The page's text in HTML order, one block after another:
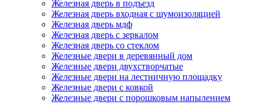
Железная дверь в подъезд
Железная дверь входная с шумоизоляцией
Железная дверь мдф
Железная дверь с зеркалом
Железная дверь со стеклом
Железные двери в деревянный дом
Железные двери двухстворчатые
Железные двери на лестничную площадку
Железные двери с ковкой
Железные двери с порошковым напылением